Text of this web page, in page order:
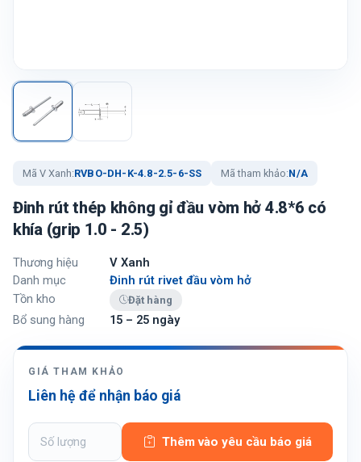
Mã V Xanh:RVBO-DH-K-4.8-2.5-6-SS Mã tham khảo:N/A
Đinh rút thép không gỉ đầu vòm hở 4.8*6 có
khía (grip 1.0 - 2.5)
Thương hiệu
V Xanh
Danh mục
Đinh rút rivet đầu vòm hở
Tồn kho
Đặt hàng
Bổ sung hàng 15 – 25 ngày
GIÁ THAM KHẢO
Liên hệ để nhận báo giá
Thêm vào yêu cầu báo giá